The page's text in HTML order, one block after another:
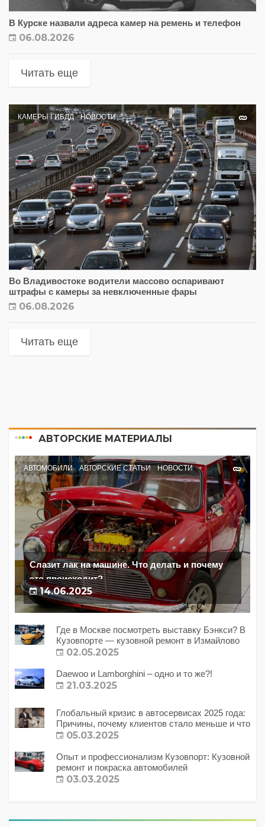
В Курске назвали адреса камер на ремень и телефон
06.08.2026
Читать еще
КАМЕРЫ ГИБДД НОВОСТИ
Во Владивостоке водители массово оспаривают
штрафы с камеры за невключенные фары
06.08.2026
Читать еще
АВТОРСКИЕ МАТЕРИАЛЫ
АВТОМОБИЛИ АВТОРСКИЕ СТАТЬИ НОВОСТИ
Слазит лак на машине. Что делать и почему
это происходит?
14.06.2025
Где в Москве посмотреть выставку Бэнкси? В
Кузовпорте — кузовной ремонт в Измайлово
02.05.2025
Daewoo и Lamborghini – одно и то же?!
21.03.2025
Глобальный кризис в автосервисах 2025 года:
Причины, почему клиентов стало меньше и что
с этим делать?
05.03.2025
Опыт и профессионализм Кузовпорт: Кузовной
ремонт и покраска автомобилей
03.03.2025